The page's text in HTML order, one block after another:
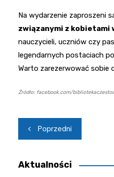
Na wydarzenie zaproszeni
związanymi z kobietami
nauczycieli, uczniów czy
legendarnych postaciach
Warto zarezerwować sobie
Źródło: facebook.com/
Nawigacja
wpisu
Poprzedni
Aktualności